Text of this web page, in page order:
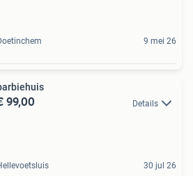
9 mei 26
99,00 Details
30 jul 26